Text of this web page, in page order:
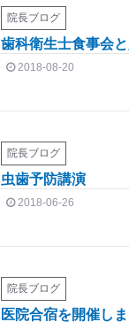
院長ブログ
歯科衛生士食事会
2018-08-20
院長ブログ
虫歯予防講演
2018-06-26
院長ブログ
医院合宿を開催し